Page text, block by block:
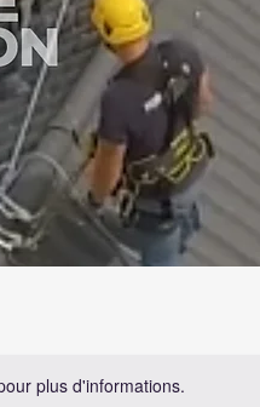
plus d'informations.